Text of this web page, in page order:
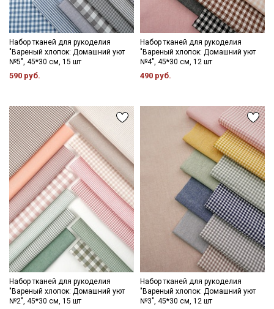
Набор тканей для рукоделия
"Вареный хлопок: Домашний уют
№5", 45*30 см, 15 шт
590 руб.
Набор тканей для рукоделия
"Вареный хлопок: Домашний уют
№4", 45*30 см, 12 шт
490 руб.
Набор тканей для рукоделия
"Вареный хлопок: Домашний уют
№2", 45*30 см, 15 шт
Набор тканей для рукоделия
"Вареный хлопок: Домашний уют
№3", 45*30 см, 12 шт